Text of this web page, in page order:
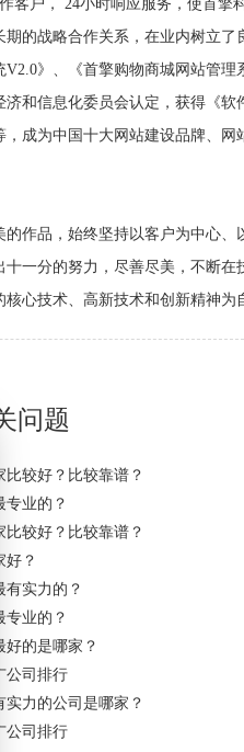
客户， 24小时响应服务，使首
的战略合作关系，在业内树立
》、《首擎购物商城网站管
济和信息化委员会认定，获得《
，成为中国十大网站建设品牌、
作品，始终坚持以客户为中心
一分的努力，尽善尽美，不断
心技术、高新技术和创新精神
问题
比较好？比较靠谱？
专业的？
比较好？比较靠谱？
好？
有实力的？
专业的？
的是哪家？
公司排行
力的公司是哪家？
公司排行